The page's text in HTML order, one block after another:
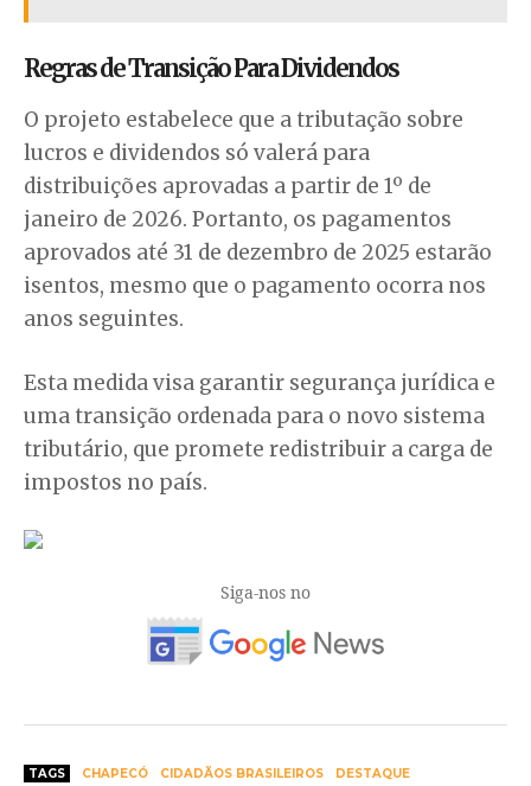
Regras de Transição Para Dividendos
O projeto estabelece que a tributação sobre
lucros e dividendos só valerá para
distribuições aprovadas a partir de 1º de
janeiro de 2026. Portanto, os pagamentos
aprovados até 31 de dezembro de 2025 estarão
isentos, mesmo que o pagamento ocorra nos
anos seguintes.
Esta medida visa garantir segurança jurídica e
uma transição ordenada para o novo sistema
tributário, que promete redistribuir a carga de
impostos no país.
Siga-nos no
TAGS CHAPECÓ CIDADÃOS BRASILEIROS DESTAQUE